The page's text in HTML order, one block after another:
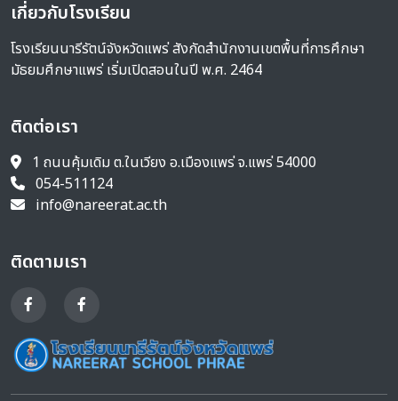
เกี่ยวกับโรงเรียน
โรงเรียนนารีรัตน์จังหวัดแพร่ สังกัดสำนักงานเขตพื้นที่การศึกษา
มัธยมศึกษาแพร่ เริ่มเปิดสอนในปี พ.ศ. 2464
ติดต่อเรา
1 ถนนคุ้มเดิม ต.ในเวียง อ.เมืองแพร่ จ.แพร่ 54000
054-511124
info@nareerat.ac.th
ติดตามเรา